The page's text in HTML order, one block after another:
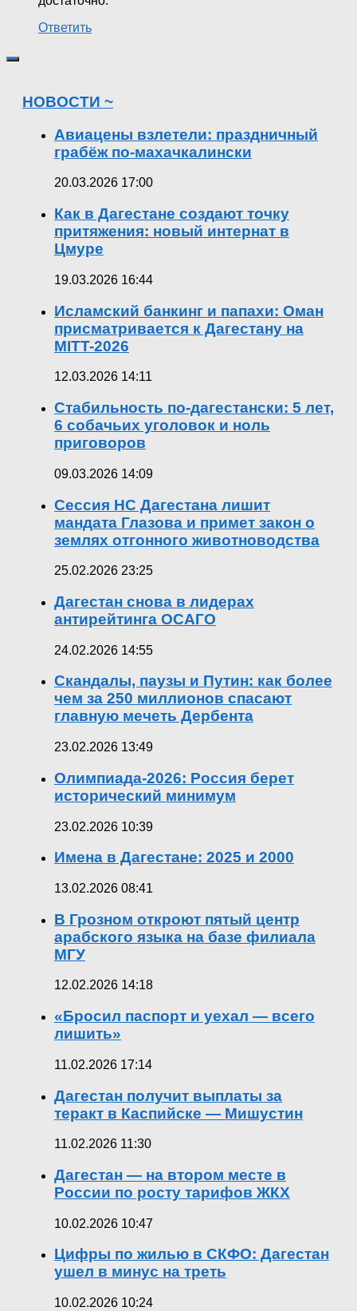
Ответить
НОВОСТИ ~
Авиацены взлетели: праздничный
грабёж по-махачкалински
20.03.2026 17:00
Как в Дагестане создают точку
притяжения: новый интернат в
Цмуре
19.03.2026 16:44
Исламский банкинг и папахи: Оман
присматривается к Дагестану на
MITT-2026
12.03.2026 14:11
Стабильность по-дагестански: 5 лет,
6 собачьих уголовок и ноль
приговоров
09.03.2026 14:09
Сессия НС Дагестана лишит
мандата Глазова и примет закон о
землях отгонного животноводства
25.02.2026 23:25
Дагестан снова в лидерах
антирейтинга ОСАГО
24.02.2026 14:55
Скандалы, паузы и Путин: как более
чем за 250 миллионов спасают
главную мечеть Дербента
23.02.2026 13:49
Олимпиада-2026: Россия берет
исторический минимум
23.02.2026 10:39
Имена в Дагестане: 2025 и 2000
13.02.2026 08:41
В Грозном откроют пятый центр
арабского языка на базе филиала
МГУ
12.02.2026 14:18
«Бросил паспорт и уехал — всего
лишить»
11.02.2026 17:14
Дагестан получит выплаты за
теракт в Каспийске — Мишустин
11.02.2026 11:30
Дагестан — на втором месте в
России по росту тарифов ЖКХ
10.02.2026 10:47
Цифры по жилью в СКФО: Дагестан
ушел в минус на треть
10.02.2026 10:24